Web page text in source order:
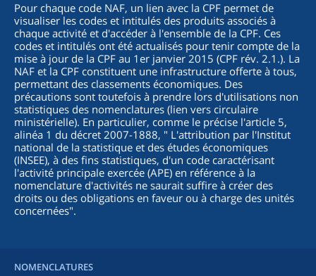
Pour chaque code NAF, un lien avec la CPF permet de
visualiser les codes et intitulés des produits associés à
chaque activité et d'accéder à l'ensemble de la CPF. Ces
codes et intitulés ont été actualisés pour tenir compte de la
mise à jour de la CPF au 1er janvier 2015 (CPF rév. 2.1.). La
NAF et la CPF constituent une infrastructure offerte à tous,
permettant des classements économiques. Des
précautions sont toutefois à prendre lors d'utilisations non
statistiques des nomenclatures (lien vers circulaire
ministérielle). En particulier, comme le précise l'article 5,
alinéa 1 du décret 2007-1888, " L'attribution par l'Institut
national de la statistique et des études économiques
(INSEE), à des fins statistiques, d'un code caractérisant
l'activité principale exercée (APE) en référence à la
nomenclature d'activités ne saurait suffire à créer des
droits ou des obligations en faveur ou à charge des unités
concernées".
NOMENCLATURES